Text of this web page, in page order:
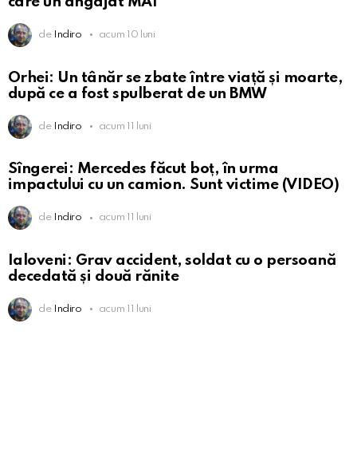
de Indiro acum 10 luni
Orhei: Un tânăr se zbate între viață și moarte,
după ce a fost spulberat de un BMW
de Indiro acum 11 luni
Sîngerei: Mercedes făcut boț, în urma
impactului cu un camion. Sunt victime (VIDEO)
de Indiro acum 11 luni
Ialoveni: Grav accident, soldat cu o persoană
decedată și două rănite
de Indiro acum 11 luni